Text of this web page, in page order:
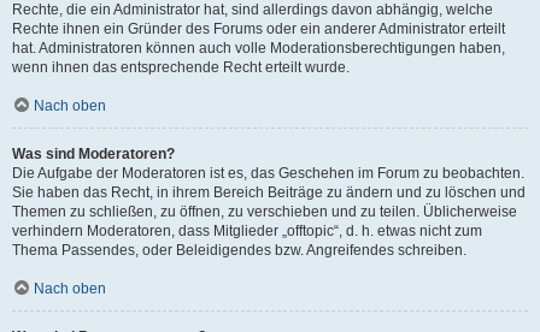
Rechte, die ein Administrator hat, sind allerdings davon abhängig, welche
Rechte ihnen ein Gründer des Forums oder ein anderer Administrator erteilt
hat. Administratoren können auch volle Moderationsberechtigungen haben,
wenn ihnen das entsprechende Recht erteilt wurde.
Nach oben
Was sind Moderatoren?
Die Aufgabe der Moderatoren ist es, das Geschehen im Forum zu beobachten.
Sie haben das Recht, in ihrem Bereich Beiträge zu ändern und zu löschen und
Themen zu schließen, zu öffnen, zu verschieben und zu teilen. Üblicherweise
verhindern Moderatoren, dass Mitglieder „offtopic“, d. h. etwas nicht zum
Thema Passendes, oder Beleidigendes bzw. Angreifendes schreiben.
Nach oben